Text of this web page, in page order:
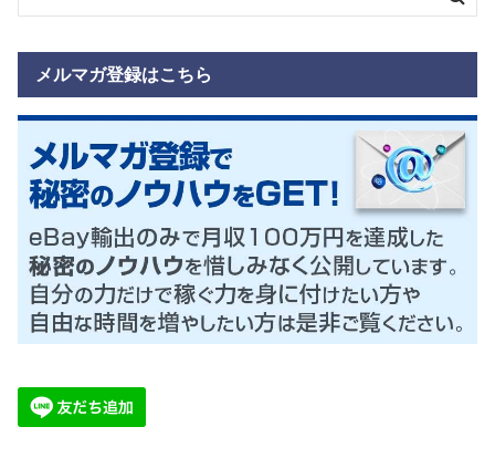
メルマガ登録はこちら